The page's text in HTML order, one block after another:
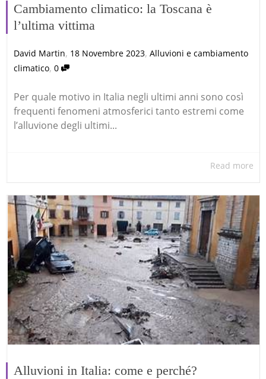
Cambiamento climatico: la Toscana è
l’ultima vittima
David Martin, 18 Novembre 2023, Alluvioni e cambiamento
climatico, 0
Per quale motivo in Italia negli ultimi anni sono così
frequenti fenomeni atmosferici tanto estremi come
l’alluvione degli ultimi...
Read more
Alluvioni in Italia: come e perché?